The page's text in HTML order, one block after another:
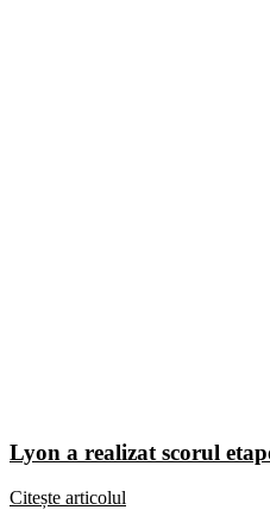
Lyon a realizat scorul
Citește articolul